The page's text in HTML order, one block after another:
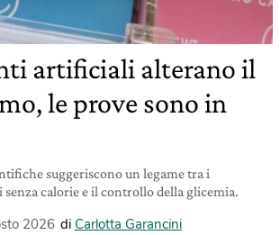
artificiali alterano il
le prove sono in
suggeriscono un legame tra i
calorie e il controllo della glicemia.
2026 di Carlotta Garancini